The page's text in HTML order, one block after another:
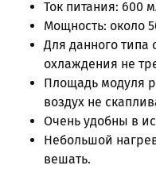
Ток питания: 600
Мощность: около
Для данного типа
охлаждения не
Площадь модуля
воздух не
Очень удобны в
Небольшой
вешать.